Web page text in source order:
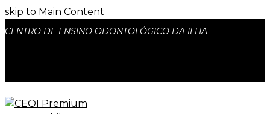
skip to Main Content
CENTRO DE ENSINO ODONTOLÓGICO DA ILHA